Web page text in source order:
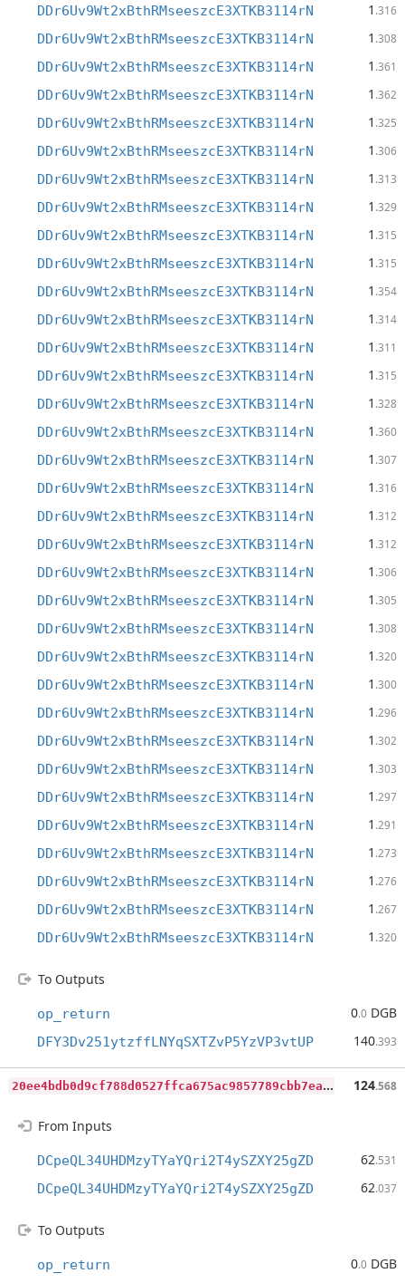
DDr6Uv9Wt2xBthRMseeszcE3XTKB3114rN 1 .316
DDr6Uv9Wt2xBthRMseeszcE3XTKB3114rN 1 .308
DDr6Uv9Wt2xBthRMseeszcE3XTKB3114rN 1 .361
DDr6Uv9Wt2xBthRMseeszcE3XTKB3114rN 1 .362
DDr6Uv9Wt2xBthRMseeszcE3XTKB3114rN 1 .325
DDr6Uv9Wt2xBthRMseeszcE3XTKB3114rN 1 .306
DDr6Uv9Wt2xBthRMseeszcE3XTKB3114rN 1 .313
DDr6Uv9Wt2xBthRMseeszcE3XTKB3114rN 1 .329
DDr6Uv9Wt2xBthRMseeszcE3XTKB3114rN 1 .315
DDr6Uv9Wt2xBthRMseeszcE3XTKB3114rN 1 .315
DDr6Uv9Wt2xBthRMseeszcE3XTKB3114rN 1 .354
DDr6Uv9Wt2xBthRMseeszcE3XTKB3114rN 1 .314
DDr6Uv9Wt2xBthRMseeszcE3XTKB3114rN 1 .311
DDr6Uv9Wt2xBthRMseeszcE3XTKB3114rN 1 .315
DDr6Uv9Wt2xBthRMseeszcE3XTKB3114rN 1 .328
DDr6Uv9Wt2xBthRMseeszcE3XTKB3114rN 1 .360
DDr6Uv9Wt2xBthRMseeszcE3XTKB3114rN 1 .307
DDr6Uv9Wt2xBthRMseeszcE3XTKB3114rN 1 .316
DDr6Uv9Wt2xBthRMseeszcE3XTKB3114rN 1 .312
DDr6Uv9Wt2xBthRMseeszcE3XTKB3114rN 1 .312
DDr6Uv9Wt2xBthRMseeszcE3XTKB3114rN 1 .306
DDr6Uv9Wt2xBthRMseeszcE3XTKB3114rN 1 .305
DDr6Uv9Wt2xBthRMseeszcE3XTKB3114rN 1 .308
DDr6Uv9Wt2xBthRMseeszcE3XTKB3114rN 1 .320
DDr6Uv9Wt2xBthRMseeszcE3XTKB3114rN 1 .300
DDr6Uv9Wt2xBthRMseeszcE3XTKB3114rN 1 .296
DDr6Uv9Wt2xBthRMseeszcE3XTKB3114rN 1 .302
DDr6Uv9Wt2xBthRMseeszcE3XTKB3114rN 1 .303
DDr6Uv9Wt2xBthRMseeszcE3XTKB3114rN 1 .297
DDr6Uv9Wt2xBthRMseeszcE3XTKB3114rN 1 .291
DDr6Uv9Wt2xBthRMseeszcE3XTKB3114rN 1 .273
DDr6Uv9Wt2xBthRMseeszcE3XTKB3114rN 1 .276
DDr6Uv9Wt2xBthRMseeszcE3XTKB3114rN 1 .267
DDr6Uv9Wt2xBthRMseeszcE3XTKB3114rN 1 .320
To Outputs
op_return 0.0 DGB
DFY3Dv251ytzffLNYqSXTZvP5YzVP3vtUP 140.393
2
0ee4bdb0d9cf788d0527ffca675ac9857789cbb7eabc8323c0aa703dda71f91 124.568
From Inputs
DCpeQL34UHDMzyTYaYQri2T4ySZXY25gZD 62.531
DCpeQL34UHDMzyTYaYQri2T4ySZXY25gZD 62.037
To Outputs
op_return 0.0 DGB